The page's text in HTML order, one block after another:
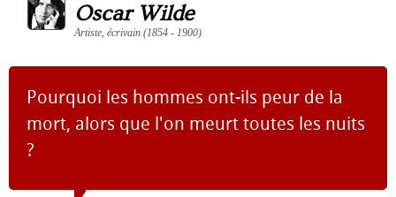
Oscar Wilde
Artiste, écrivain (1854 - 1900)
Pourquoi les hommes ont-ils peur de la
mort, alors que l'on meurt toutes les nuits
?